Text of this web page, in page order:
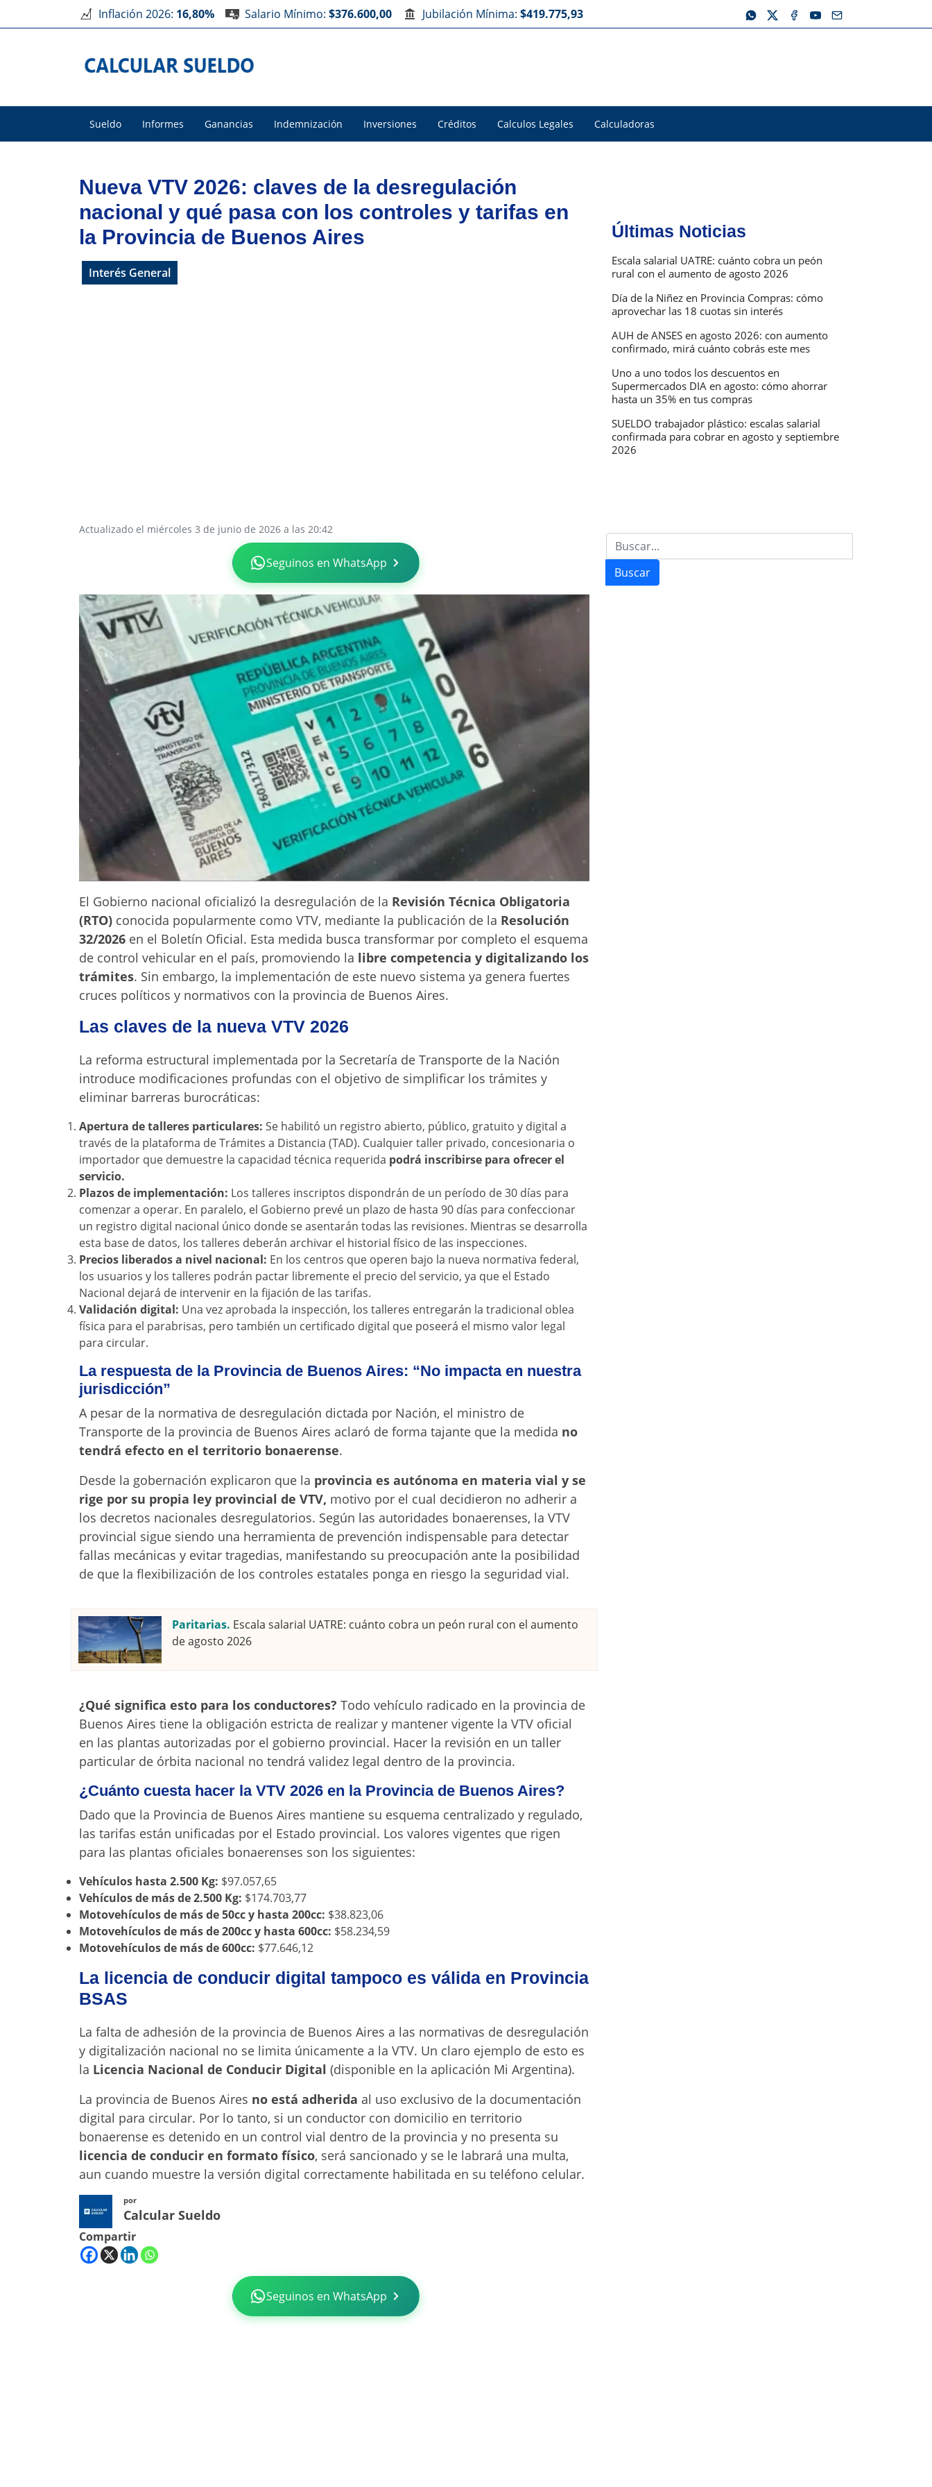
Inflación 2026: 16,80% Salario Mínimo: $376.600,00 Jubilación Mínima: $419.775,93
Sueldo Informes Ganancias Indemnización Inversiones Créditos Calculos Legales Calculadoras
Nueva VTV 2026: claves de la desregulación
nacional y qué pasa con los controles y tarifas en
la Provincia de Buenos Aires
Interés General
Actualizado el miércoles 3 de junio de 2026 a las 20:42
Seguinos en WhatsApp
El Gobierno nacional oficializó la desregulación de la Revisión Técnica Obligatoria
(RTO) conocida popularmente como VTV, mediante la publicación de la Resolución
32/2026 en el Boletín Oficial. Esta medida busca transformar por completo el esquema
de control vehicular en el país, promoviendo la libre competencia y digitalizando los
trámites. Sin embargo, la implementación de este nuevo sistema ya genera fuertes
cruces políticos y normativos con la provincia de Buenos Aires.
Las claves de la nueva VTV 2026
La reforma estructural implementada por la Secretaría de Transporte de la Nación
introduce modificaciones profundas con el objetivo de simplificar los trámites y
eliminar barreras burocráticas:
Apertura de talleres particulares: Se habilitó un registro abierto, público, gratuito y digital a
través de la plataforma de Trámites a Distancia (TAD). Cualquier taller privado, concesionaria o
importador que demuestre la capacidad técnica requerida podrá inscribirse para ofrecer el
servicio.
Plazos de implementación: Los talleres inscriptos dispondrán de un período de 30 días para
comenzar a operar. En paralelo, el Gobierno prevé un plazo de hasta 90 días para confeccionar
un registro digital nacional único donde se asentarán todas las revisiones. Mientras se desarrolla
esta base de datos, los talleres deberán archivar el historial físico de las inspecciones.
Precios liberados a nivel nacional: En los centros que operen bajo la nueva normativa federal,
los usuarios y los talleres podrán pactar libremente el precio del servicio, ya que el Estado
Nacional dejará de intervenir en la fijación de las tarifas.
Validación digital: Una vez aprobada la inspección, los talleres entregarán la tradicional oblea
física para el parabrisas, pero también un certificado digital que poseerá el mismo valor legal
para circular.
La respuesta de la Provincia de Buenos Aires: “No impacta en nuestra
jurisdicción”
A pesar de la normativa de desregulación dictada por Nación, el ministro de
Transporte de la provincia de Buenos Aires aclaró de forma tajante que la medida no
tendrá efecto en el territorio bonaerense.
Desde la gobernación explicaron que la provincia es autónoma en materia vial y se
rige por su propia ley provincial de VTV, motivo por el cual decidieron no adherir a
los decretos nacionales desregulatorios. Según las autoridades bonaerenses, la VTV
provincial sigue siendo una herramienta de prevención indispensable para detectar
fallas mecánicas y evitar tragedias, manifestando su preocupación ante la posibilidad
de que la flexibilización de los controles estatales ponga en riesgo la seguridad vial.
Paritarias. Escala salarial UATRE: cuánto cobra un peón rural con el aumento
de agosto 2026
¿Qué significa esto para los conductores? Todo vehículo radicado en la provincia de
Buenos Aires tiene la obligación estricta de realizar y mantener vigente la VTV oficial
en las plantas autorizadas por el gobierno provincial. Hacer la revisión en un taller
particular de órbita nacional no tendrá validez legal dentro de la provincia.
¿Cuánto cuesta hacer la VTV 2026 en la Provincia de Buenos Aires?
Dado que la Provincia de Buenos Aires mantiene su esquema centralizado y regulado,
las tarifas están unificadas por el Estado provincial. Los valores vigentes que rigen
para las plantas oficiales bonaerenses son los siguientes:
Vehículos hasta 2.500 Kg: $97.057,65
Vehículos de más de 2.500 Kg: $174.703,77
Motovehículos de más de 50cc y hasta 200cc: $38.823,06
Motovehículos de más de 200cc y hasta 600cc: $58.234,59
Motovehículos de más de 600cc: $77.646,12
La licencia de conducir digital tampoco es válida en Provincia
BSAS
La falta de adhesión de la provincia de Buenos Aires a las normativas de desregulación
y digitalización nacional no se limita únicamente a la VTV. Un claro ejemplo de esto es
la Licencia Nacional de Conducir Digital (disponible en la aplicación Mi Argentina).
La provincia de Buenos Aires no está adherida al uso exclusivo de la documentación
digital para circular. Por lo tanto, si un conductor con domicilio en territorio
bonaerense es detenido en un control vial dentro de la provincia y no presenta su
licencia de conducir en formato físico, será sancionado y se le labrará una multa,
aun cuando muestre la versión digital correctamente habilitada en su teléfono celular.
por
Calcular Sueldo
Compartir
Seguinos en WhatsApp
Últimas Noticias
Escala salarial UATRE: cuánto cobra un peón
rural con el aumento de agosto 2026
Día de la Niñez en Provincia Compras: cómo
aprovechar las 18 cuotas sin interés
AUH de ANSES en agosto 2026: con aumento
confirmado, mirá cuánto cobrás este mes
Uno a uno todos los descuentos en
Supermercados DIA en agosto: cómo ahorrar
hasta un 35% en tus compras
SUELDO trabajador plástico: escalas salarial
confirmada para cobrar en agosto y septiembre
2026
Buscar